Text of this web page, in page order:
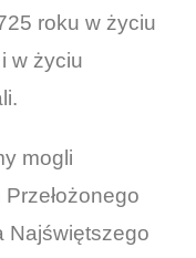
roku w życiu
w życiu
mogli
Najświętszego